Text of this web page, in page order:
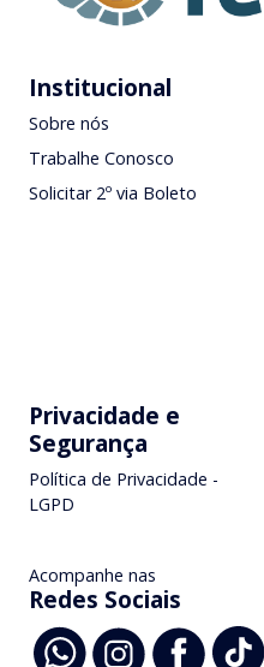
Institucional
Sobre nós
Trabalhe Conosco
Solicitar 2º via Boleto
Privacidade e
Segurança
Política de Privacidade -
LGPD
Acompanhe nas
Redes Sociais